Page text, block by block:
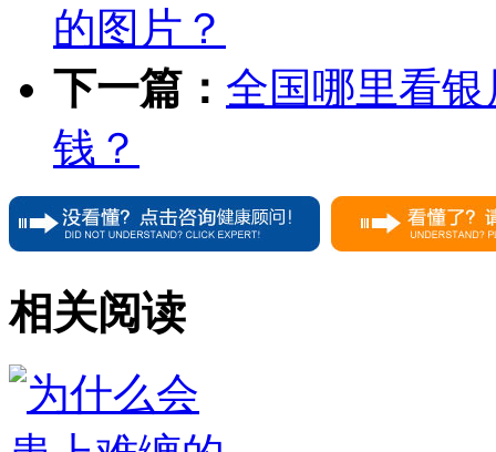
的图片？
下一篇： 全国哪里看
钱？
相关阅读